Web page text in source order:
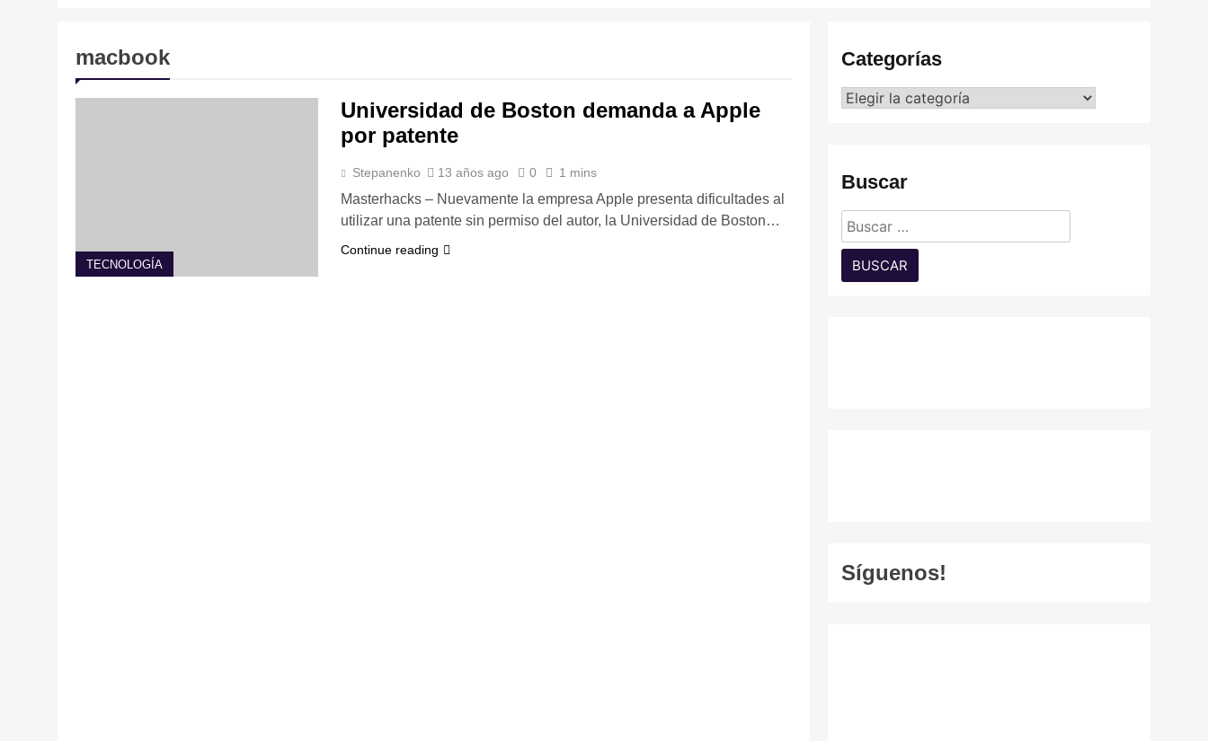
macbook
TECNOLOGÍA
Universidad de Boston demanda a Apple
por patente
Stepanenko 13 años ago 0 1 mins
Masterhacks – Nuevamente la empresa Apple presenta dificultades al
utilizar una patente sin permiso del autor, la Universidad de Boston…
Continue reading
Categorías
Categorías
Buscar
Buscar:
Síguenos!